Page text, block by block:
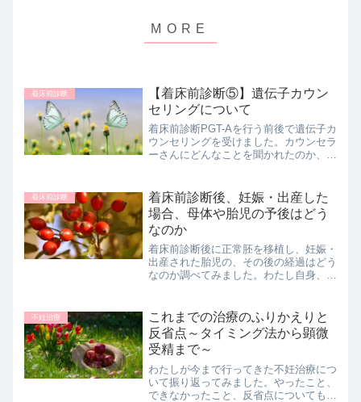
着床前診断
【着床前診断⑤】遺伝子カウン
セリングについて
着床前診断PGT-Aを行う前後で遺伝子カ
ウンセリングを受けました。カウンセラ
ーさんにどんなことを聞かれたのか、ど
着床前診断
着床前診断後、妊娠・出産した
場合、母体や胎児の予後はどう
なのか
着床前診断後に正常胚を移植し、妊娠・
出産された胎児の、その後の経過はどう
なのか調べてみました。わたし自身、着
加してもらった資料を参考にまとめてみ
ました。
不妊治療
これまでの治療のふりかえりと
反省点～タイミング法から顕微
受精まで～
わたしが今まで行ってきた不妊治療につ
いて振り返ってみました。やったこと、
できなかったこと、反省点についてもつ